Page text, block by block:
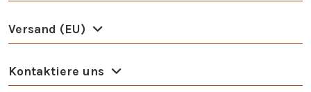
Versand (EU)
Kontaktiere uns